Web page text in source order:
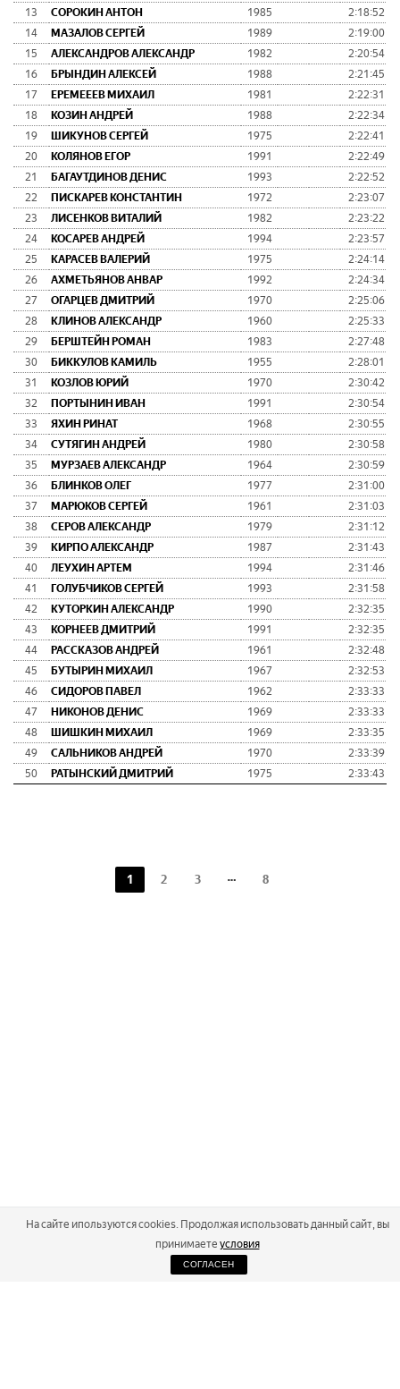
13
СОРОКИН АНТОН 1985
2:18:52
14
МАЗАЛОВ СЕРГЕЙ 1989
2:19:00
15
АЛЕКСАНДРОВ АЛЕКСАНДР 1982
2:20:54
16
БРЫНДИН АЛЕКСЕЙ 1988
2:21:45
17
ЕРЕМЕЕЕВ МИХАИЛ 1981
2:22:31
18
КОЗИН АНДРЕЙ 1988
2:22:34
19
ШИКУНОВ СЕРГЕЙ 1975
2:22:41
20
КОЛЯНОВ ЕГОР 1991
2:22:49
21
БАГАУТДИНОВ ДЕНИС 1993
2:22:52
22
ПИСКАРЕВ КОНСТАНТИН 1972
2:23:07
23
ЛИСЕНКОВ ВИТАЛИЙ 1982
2:23:22
24
КОСАРЕВ АНДРЕЙ 1994
2:23:57
25
КАРАСЕВ ВАЛЕРИЙ 1975
2:24:14
26
АХМЕТЬЯНОВ АНВАР 1992
2:24:34
27
ОГАРЦЕВ ДМИТРИЙ 1970
2:25:06
28
КЛИНОВ АЛЕКСАНДР 1960
2:25:33
29
БЕРШТЕЙН РОМАН 1983
2:27:48
30
БИККУЛОВ КАМИЛЬ 1955
2:28:01
31
КОЗЛОВ ЮРИЙ 1970
2:30:42
32
ПОРТЫНИН ИВАН 1991
2:30:54
33
ЯХИН РИНАТ 1968
2:30:55
34
СУТЯГИН АНДРЕЙ 1980
2:30:58
35
МУРЗАЕВ АЛЕКСАНДР 1964
2:30:59
36
БЛИНКОВ ОЛЕГ 1977
2:31:00
37
МАРЮКОВ СЕРГЕЙ 1961
2:31:03
38
СЕРОВ АЛЕКСАНДР 1979
2:31:12
39
КИРПО АЛЕКСАНДР 1987
2:31:43
40
ЛЕУХИН АРТЕМ 1994
2:31:46
41
ГОЛУБЧИКОВ СЕРГЕЙ 1993
2:31:58
42
КУТОРКИН АЛЕКСАНДР 1990
2:32:35
43
КОРНЕЕВ ДМИТРИЙ 1991
2:32:35
44
РАССКАЗОВ АНДРЕЙ 1961
2:32:48
45
БУТЫРИН МИХАИЛ 1967
2:32:53
46
СИДОРОВ ПАВЕЛ 1962
2:33:33
47
НИКОНОВ ДЕНИС 1969
2:33:33
48
ШИШКИН МИХАИЛ 1969
2:33:35
49
САЛЬНИКОВ АНДРЕЙ 1970
2:33:39
50
РАТЫНСКИЙ ДМИТРИЙ 1975 2:33:43
1 2 3 8
2026
На сайте ипользуются cookies. Продолжая использовать данный сайт, вы
принимаете условия
СОГЛАСЕН